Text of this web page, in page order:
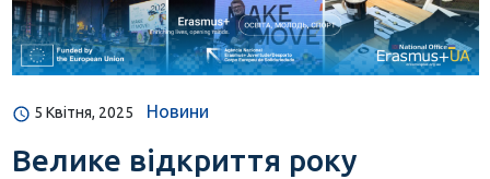
5 Квітня, 2025 Новини
Велике відкриття року